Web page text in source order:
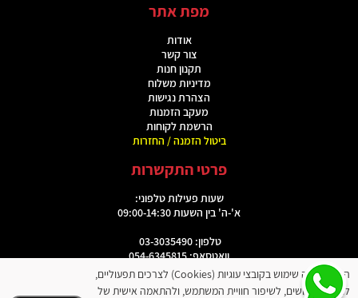
מפת אתר
אודות
צור קשר
תקנון חנות
מדיניות משלוח
הצהרת נגישות
מעקב הזמנות
הרשמת לקוחות
ביטול הזמנה / החזרות
פרטי התקשרות
שעות פעילות טלפוני:
א'-ה' בין השעות 09:00-14:30
טלפון: 03-3035490
וואטסאפ: 054-6345815
elinewdeal@gmail.com
האתר עושה שימוש בקובצי עוגיות (Cookies) לצרכים תפעוליים,
לניתוח שימושים, לשיפור חוויית המשתמש, ולהתאמה אישית של